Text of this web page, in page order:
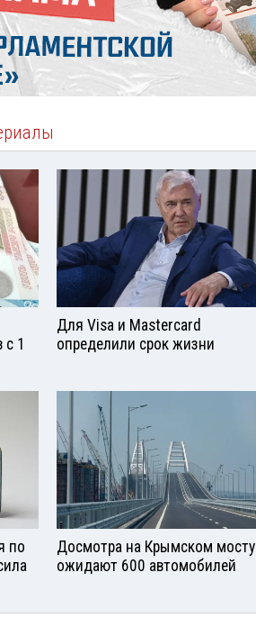
1
Для Visа и Mastercard
определили срок жизни
по
Досмотра на Крымском мосту
ожидают 600 автомобилей